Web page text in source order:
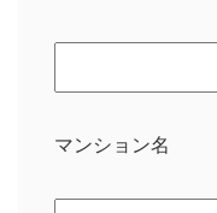
マンション名